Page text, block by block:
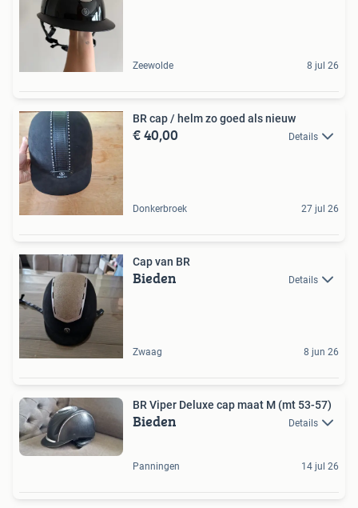
Zeewolde 8 jul 26
BR cap / helm zo goed als nieuw
€ 40,00 Details
Donkerbroek 27 jul 26
Cap van BR
Bieden Details
Zwaag 8 jun 26
BR Viper Deluxe cap maat M (mt 53-57)
Bieden Details
Panningen 14 jul 26